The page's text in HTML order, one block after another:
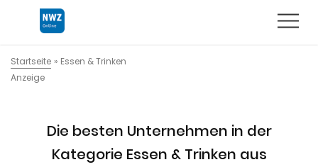
Startseite » Essen & Trinken
Anzeige
Die besten Unternehmen in der
Kategorie Essen & Trinken aus